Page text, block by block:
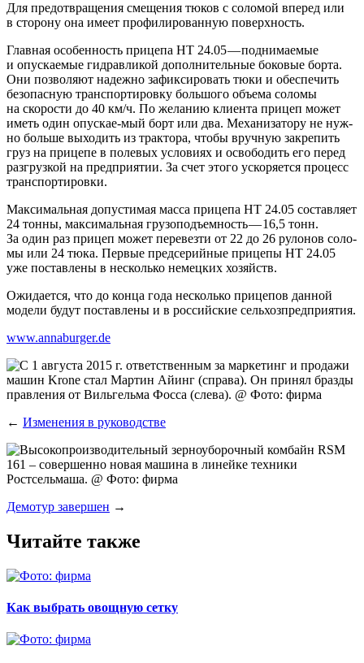
Для предот­вра­ще­ния сме­ще­ния тюков с соло­мой впе­ред или
в сто­ро­ну она име­ет про­фи­ли­ро­ван­ную поверхность.
Глав­ная осо­бен­ность при­це­па HT 24.05 — под­ни­ма­е­мые
и опус­ка­е­мые гид­рав­ли­кой допол­ни­тель­ные боко­вые бор­та.
Они поз­во­ля­ют надеж­но зафик­си­ро­вать тюки и обес­пе­чить
без­опас­ную транс­пор­ти­ров­ку боль­шо­го объ­е­ма соло­мы
на ско­ро­сти до 40 км/ч. По жела­нию кли­ен­та при­цеп может
иметь один опус­кае-мый борт или два. Меха­ни­за­то­ру не нуж­
но боль­ше выхо­дить из трак­то­ра, что­бы вруч­ную закре­пить
груз на при­це­пе в поле­вых усло­ви­ях и осво­бо­дить его перед
раз­груз­кой на пред­при­я­тии. За счет это­го уско­ря­ет­ся про­цесс
транспортировки.
Мак­си­маль­ная допу­сти­мая мас­са при­це­па HT 24.05 состав­ля­ет
24 тон­ны, мак­си­маль­ная гру­зо­подъ­ем­ность — 16,5 тонн.
За один раз при­цеп может пере­вез­ти от 22 до 26 руло­нов соло­
мы или 24 тюка. Пер­вые пред­се­рий­ные при­це­пы HT 24.05
уже постав­ле­ны в несколь­ко немец­ких хозяйств.
Ожи­да­ет­ся, что до кон­ца года несколь­ко при­це­пов дан­ной
моде­ли будут постав­ле­ны и в рос­сий­ские сельхозпредприятия.
www.annaburger.de
← Изменения в руководстве
Демотур завершен →
Читайте также
Как выбрать овощную сетку